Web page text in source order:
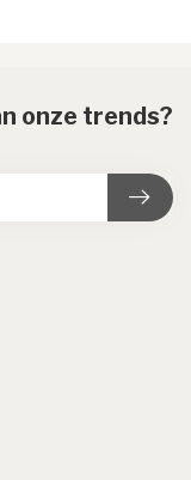
onze trends?